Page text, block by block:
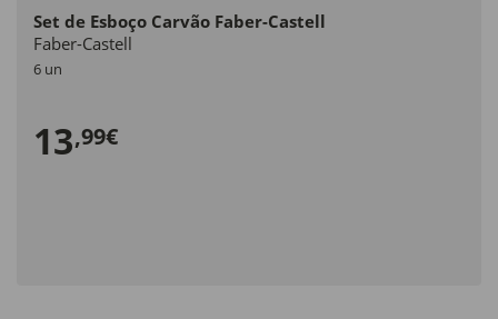
Set de Esboço Carvão Faber-Castell
Faber-Castell
6 un
13,99€